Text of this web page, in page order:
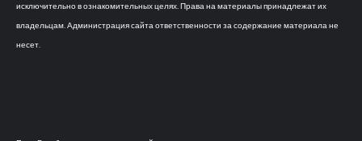
исключительно в ознакомительных целях. Права на материалы принадлежат их
владельцам. Администрация сайта ответственности за содержание материала не
несет.